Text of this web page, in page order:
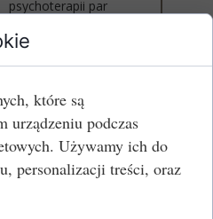
psychoterapii par
małżeństw.
mgr Dagmara
które są
urządzeniu podczas
Używamy ich do
personalizacji treści, oraz